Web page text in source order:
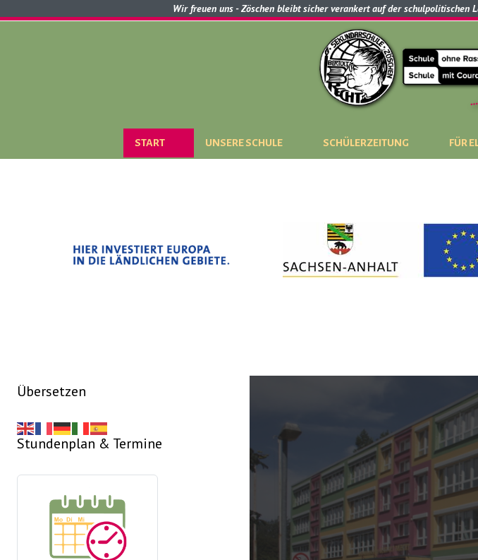
Wir freuen uns - Zöschen bleibt sicher verankert auf der
START UNSERE SCHULE SCHÜLERZEITUNG FÜR
Übersetzen
Stundenplan & Termine